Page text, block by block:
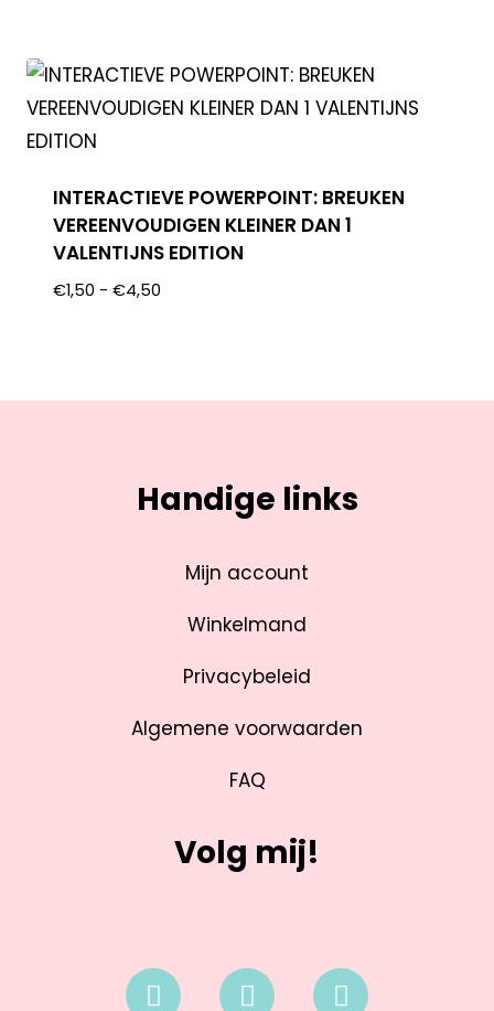
INTERACTIEVE POWERPOINT: BREUKEN
VEREENVOUDIGEN KLEINER DAN 1
VALENTIJNS EDITION
€1,50 - €4,50
Handige links
Mijn account
Winkelmand
Privacybeleid
Algemene voorwaarden
FAQ
Volg mij!